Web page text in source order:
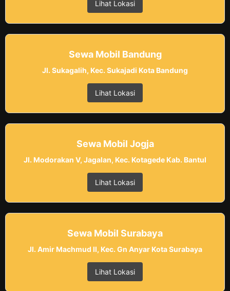
Lihat Lokasi
Sewa Mobil Bandung
Jl. Sukagalih, Kec. Sukajadi Kota Bandung
Lihat Lokasi
Sewa Mobil Jogja
Jl. Modorakan V, Jagalan, Kec. Kotagede Kab. Bantul
Lihat Lokasi
Sewa Mobil Surabaya
Jl. Amir Machmud II, Kec. Gn Anyar Kota Surabaya
Lihat Lokasi